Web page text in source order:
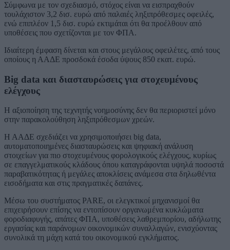
Σύμφωνα με τον σχεδιασμό, στόχος είναι να εισπραχθούν
τουλάχιστον 3,2 δισ. ευρώ από παλαιές ληξιπρόθεσμες οφειλές,
ενώ επιπλέον 1,5 δισ. ευρώ εκτιμάται ότι θα προέλθουν από
υποθέσεις που σχετίζονται με τον ΦΠΑ.
Ιδιαίτερη έμφαση δίνεται και στους μεγάλους οφειλέτες, από τους
οποίους η ΑΑΔΕ προσδοκά έσοδα ύψους 850 εκατ. ευρώ.
Big data και διασταυρώσεις για στοχευμένους
ελέγχους
Η αξιοποίηση της τεχνητής νοημοσύνης δεν θα περιοριστεί μόνο
στην παρακολούθηση ληξιπρόθεσμων χρεών.
Η ΑΑΔΕ σχεδιάζει να χρησιμοποιήσει big data,
αυτοματοποιημένες διασταυρώσεις και ψηφιακή ανάλυση
στοιχείων για πιο στοχευμένους φορολογικούς ελέγχους, κυρίως
σε επαγγελματικούς κλάδους όπου καταγράφονται υψηλά ποσοστά
παραβατικότητας ή μεγάλες αποκλίσεις ανάμεσα στα δηλωθέντα
εισοδήματα και στις πραγματικές δαπάνες.
Μέσω του συστήματος PARE, οι ελεγκτικοί μηχανισμοί θα
επιχειρήσουν επίσης να εντοπίσουν οργανωμένα κυκλώματα
φοροδιαφυγής, απάτες ΦΠΑ, υποθέσεις λαθρεμπορίου, αδήλωτης
εργασίας και παράνομων οικονομικών συναλλαγών, ενισχύοντας
συνολικά τη μάχη κατά του οικονομικού εγκλήματος.